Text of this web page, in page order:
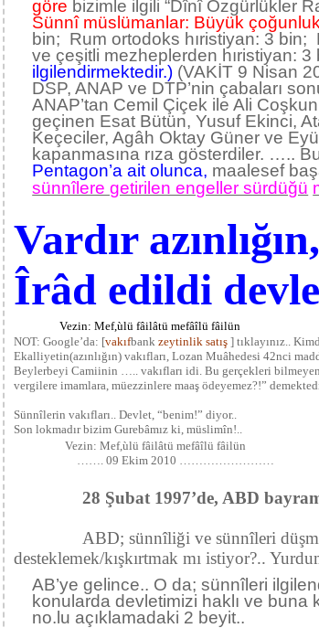
göre bizimle ilgili “Dînî Özgürlükler
Sünnî müslümanlar: Büyük
bin; Rum ortodoks hıristiyan: 3
ve çeşitli mezheplerden hıristiyan: 3
ilgilendirmektedir.) (VAKİT 9 Nisan
DSP, ANAP ve DTP’nin çabaları
ANAP’tan Cemil Çiçek ile Ali
geçinen Esat Bütün, Yusuf Ekinci,
Keçeciler, Agâh Oktay Güner ve
kapanmasına rıza gösterdiler. …..
Pentagon’a ait olunca, maalesef
sünnîlere getirilen engeller sürdüğü
Vardır
Îrâd edildi
Vezin: Mef,ùlü fâilâtü mefâîlü fâilün
NOT: Google’da: [vakıfbankzeytinlik satış ] tıklayınız..
Ekalliyetin(azınlığın) vakıfları, Lozan Muâhedesi 42nci
Beylerbeyi Camiinin ….. vakıfları idi. Bu gerçekleri
vergilere imamlara, müezzinlere maaş ödeyemez?!”
Sünnîlerin vakıfları.. Devlet, “benim!” diyor..
Son lokmadır bizim Gurebâmız ki, müslimîn!..
Vezin: Mef,ùlü fâilâtü mefâîlü fâilün
……. 09 Ekim 2010 ……………………
28 Şubat 1997’de, ABD bayram
ABD; sünnîliği ve sünnîleri
desteklemek/kışkırtmak mı istiyor?..
AB’ye gelince.. O da; sünnîleri
konularda devletimizi haklı ve
no.lu açıklamadaki 2 beyit..